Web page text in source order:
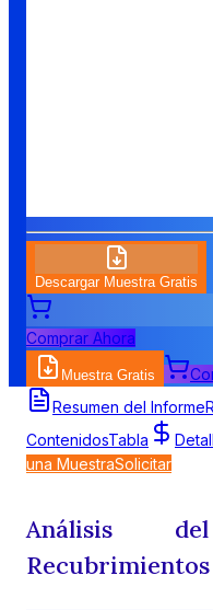
Descargar Muestra Gratis
Comprar Ahora
Muestra Gratis
Resumen del Informe
ContenidosTabla
una MuestraSolicitar
Análisis